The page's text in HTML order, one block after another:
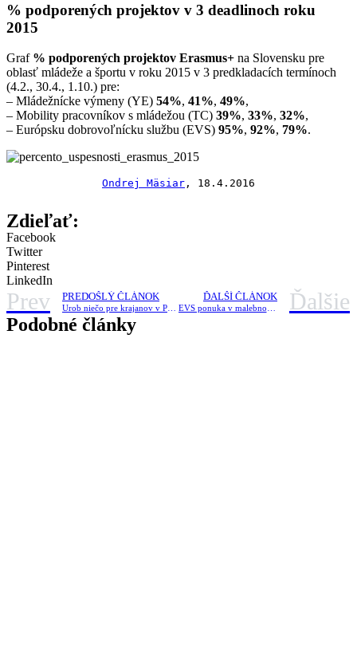
% podporených projektov v 3 deadlinoch roku
2015
Graf % podporených projektov Erasmus+ na Slovensku pre
oblasť mládeže a športu v roku 2015 v 3 predkladacích termínoch
(4.2., 30.4., 1.10.) pre:
– Mládežnícke výmeny (YE) 54%, 41%, 49%,
– Mobility pracovníkov s mládežou (TC) 39%, 33%, 32%,
– Európsku dobrovoľnícku službu (EVS) 95%, 92%, 79%.
Ondrej Mäsiar , 18.4.2016
Zdieľať:
Facebook
Twitter
Pinterest
LinkedIn
Prev PREDOŠLÝ ČLÁNOK ĎALŠÍ ČLÁNOK Ďalšie
Podobné články